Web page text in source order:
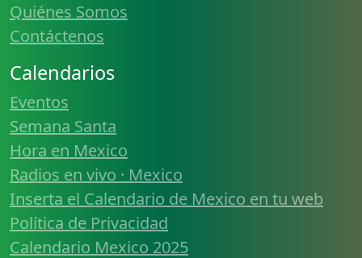
Quiénes Somos
Contáctenos
Calendarios
Eventos
Semana Santa
Hora en Mexico
Radios en vivo · Mexico
Inserta el Calendario de Mexico en tu web
Política de Privacidad
Calendario Mexico 2025